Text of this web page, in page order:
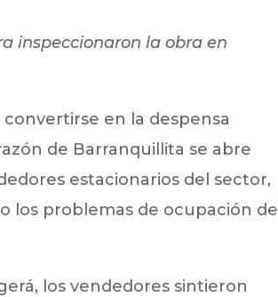
inspeccionaron la obra en
en la despensa
de Barranquillita se abre
estacionarios del sector,
los problemas de ocupación de
los vendedores sintieron